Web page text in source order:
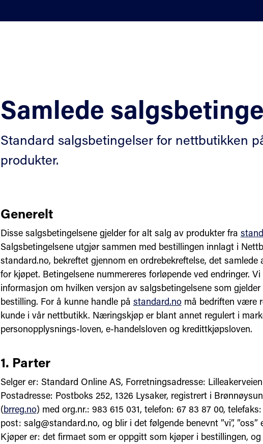
Samlede
Standard salgsbetingelser for nettbutikken
produkter.
Generelt
Disse salgsbetingelsene gjelder for alt salg av produkter fra
Salgsbetingelsene utgjør sammen med bestillingen innlagt i
standard.no, bekreftet gjennom en ordrebekreftelse, det samlede
for kjøpet. Betingelsene nummereres forløpende ved endringer.
informasjon om hvilken versjon av salgsbetingelsene som gjelder
bestilling. For å kunne handle på standard.nomå bedriften være
kunde i vår nettbutikk. Næringskjøp er blant annet regulert i
personopplysnings-loven, e-handelsloven og kredittkjøpsloven.
1. Parter
Selger er: Standard Online AS, Forretningsadresse:
Postadresse: Postboks 252, 1326 Lysaker, registrert i
(brreg.no) med org.nr.: 983 615 031, telefon: 67 83 87 00,
post: salg@standard.no, og blir i det følgende benevnt ”vi”, ”oss”
Kjøper er: det firmaet som er oppgitt som kjøper i bestillingen,